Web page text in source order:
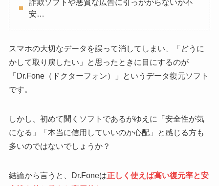
詐欺ソフトや悪質な広告に引っかからないか不
安…
スマホの大切なデータを誤って消してしまい、「どうに
かして取り戻したい」と思ったときに目にするのが
「Dr.Fone（ドクターフォン）」というデータ復元ソフト
です。
しかし、初めて聞くソフトであるがゆえに「安全性が気
になる」「本当に信用していいのか心配」と感じる方も
多いのではないでしょうか？
結論から言うと、Dr.Foneは正しく使えば高い復元率と安